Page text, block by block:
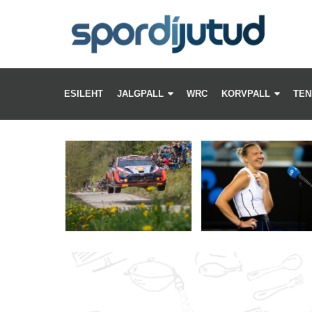
–
ESILEHT JALGPALL WRC KORVPALL